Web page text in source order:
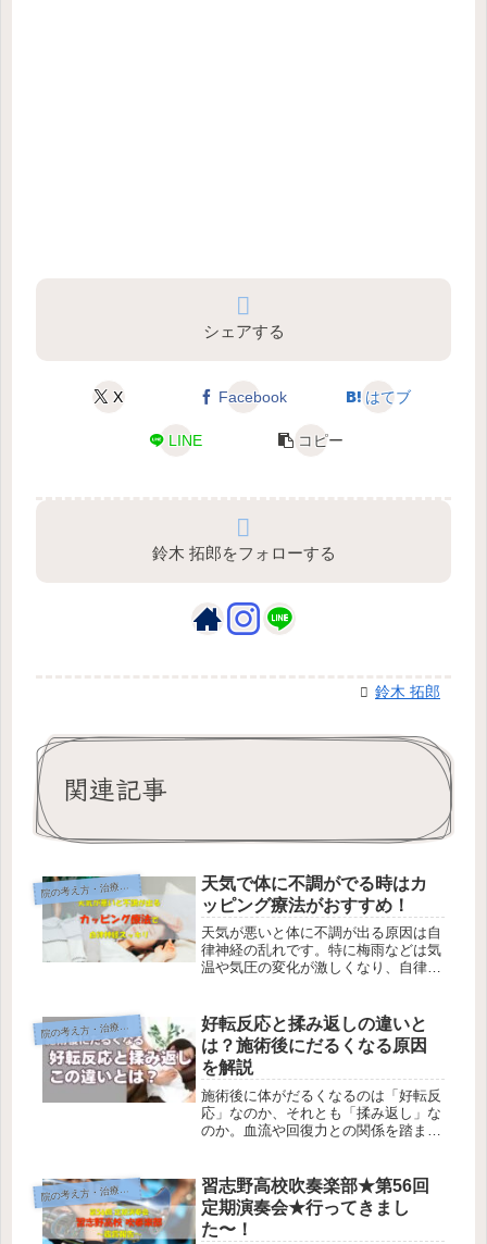
シェアする
X Facebook はてブ
LINE コピー
鈴木 拓郎をフォローする
鈴木 拓郎
関連記事
院
の考え方・治療方針
天気で体に不調がでる時はカ
ッピング療法がおすすめ！
天気が悪いと体に不調が出る原因は自
律神経の乱れです。特に梅雨などは気
温や気圧の変化が激しくなり、自律神
法について説明していきます。 | ほっ
と鍼灸接骨院の健康＆美容じゅく
院
の考え方・治療方針
好転反応と揉み返しの違いと
は？施術後にだるくなる原因
を解説
施術後に体がだるくなるのは「好転反
応」なのか、それとも「揉み返し」な
のか。血流や回復力との関係を踏まえ
院
の考え方・治療方針
習志野高校吹奏楽部★第56回
定期演奏会★行ってきまし
た〜！